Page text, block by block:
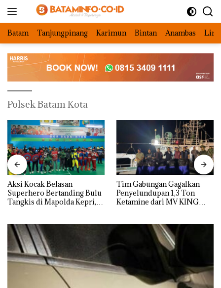
Batam Tanjungpinang Karimun Bintan Anambas
Polsek Batam Kota
Aksi Kocak Belasan
Superhero Bertanding Bulu
Tangkis di Mapolda Kepri,
Tim Gabungan Gagalkan
Penyelundupan 1,3 Ton
Ketamine dari MV KING